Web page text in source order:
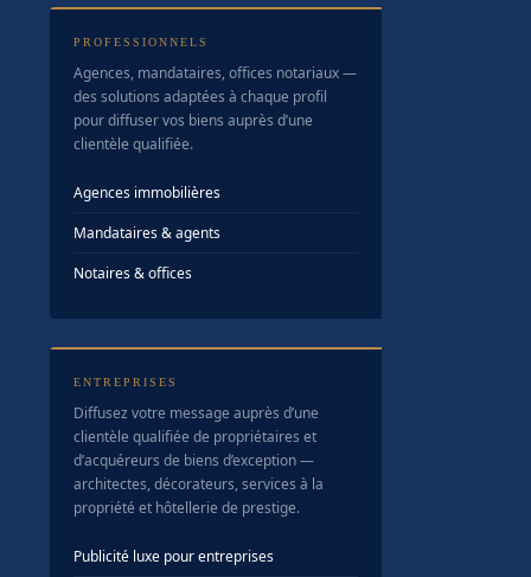
PROFESSIONNELS
Agences, mandataires, offices notariaux —
des solutions adaptées à chaque profil
pour diffuser vos biens auprès d’une
clientèle qualifiée.
Agences immobilières
Mandataires & agents
Notaires & offices
ENTREPRISES
Diffusez votre message auprès d’une
clientèle qualifiée de propriétaires et
d’acquéreurs de biens d’exception —
architectes, décorateurs, services à la
propriété et hôtellerie de prestige.
Publicité luxe pour entreprises